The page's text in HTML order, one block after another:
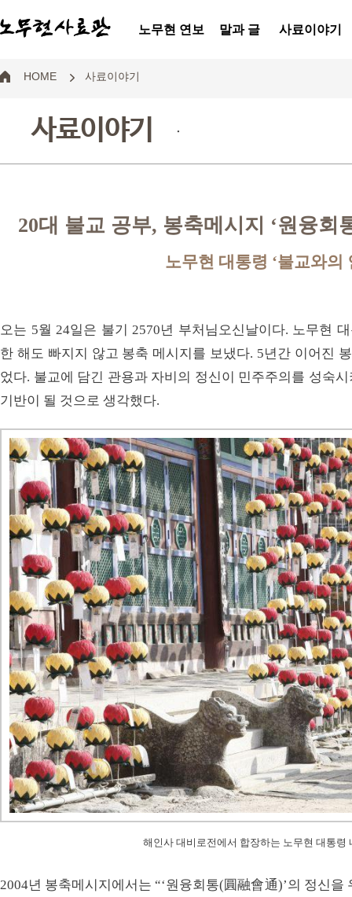
노무현 연보 말과 글 사료이야기
HOME 사료이야기
사료이야기 .
20대 불교 공부, 봉축메시지 ‘원융회
노무현 대통령 ‘불교와의
오는 5월 24일은 불기 2570년 부처님오신날이다. 노무현
한 해도 빠지지 않고 봉축 메시지를 보냈다. 5년간 이어진
었다. 불교에 담긴 관용과 자비의 정신이 민주주의를 성숙
기반이 될 것으로 생각했다.
해인사 대비로전에서 합장하는 노무현 대통령
2004년 봉축메시지에서는 “‘원융회통(圓融會通)’의 정신